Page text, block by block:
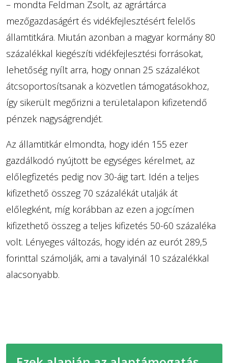
– mondta Feldman Zsolt, az agrártárca
mezőgazdaságért és vidékfejlesztésért felelős
államtitkára. Miután azonban a magyar kormány 80
százalékkal kiegészíti vidékfejlesztési forrásokat,
lehetőség nyílt arra, hogy onnan 25 százalékot
átcsoportosítsanak a közvetlen támogatásokhoz,
így sikerült megőrizni a területalapon kifizetendő
pénzek nagyságrendjét.
Az államtitkár elmondta, hogy idén 155 ezer
gazdálkodó nyújtott be egységes kérelmet, az
előlegfizetés pedig nov 30-áig tart. Idén a teljes
kifizethető összeg 70 százalékát utalják át
előlegként, míg korábban az ezen a jogcímen
kifizethető összeg a teljes kifizetés 50-60 százaléka
volt. Lényeges változás, hogy idén az eurót 289,5
forinttal számolják, ami a tavalyinál 10 százalékkal
alacsonyabb.